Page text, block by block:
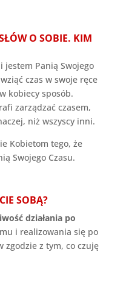
O SOBIE. KIM
jestem Panią Swojego
czas w swoje ręce
kobiecy sposób.
zarządzać czasem,
niż wszyscy inni.
Kobietom tego, że
Swojego Czasu.
SOBĄ?
działania po
i realizowania się po
zgodzie z tym, co czuję